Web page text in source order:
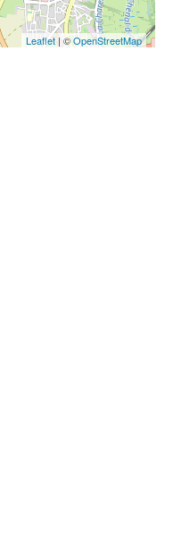
Leaflet | ©OpenStreetMap